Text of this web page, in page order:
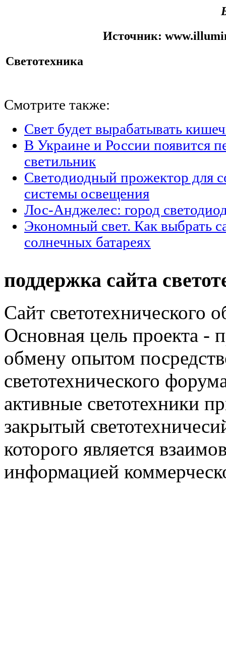
Источник:
Светотехника
Смотрите также:
Свет будет вырабатывать
В Украине и России появится
светильник
Светодиодный прожектор для
системы освещения
Лос-Анджелес: город
Экономный свет. Как выбрать
солнечных батареях
поддержка сайта
Сайт светотехнического
Основная цель проекта -
обмену опытом
светотехнического
активные светотехники
закрытый
которого является
информацией